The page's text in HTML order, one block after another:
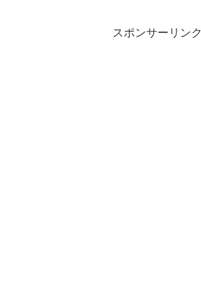
スポンサーリンク